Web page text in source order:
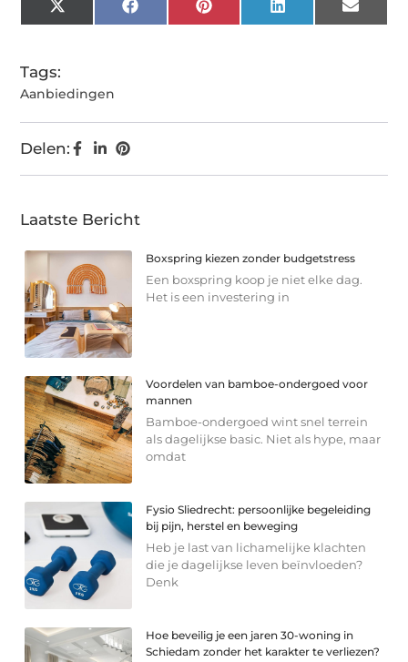
X
(Twitter)
FacebookPinterest LinkedIn Email
Tags:
Aanbiedingen
Delen:
Laatste Bericht
Boxspring kiezen zonder budgetstress
Een boxspring koop je niet elke dag.
Het is een investering in
Voordelen van bamboe-ondergoed voor
mannen
Bamboe-ondergoed wint snel terrein
als dagelijkse basic. Niet als hype, maar
omdat
Fysio Sliedrecht: persoonlijke begeleiding
bij pijn, herstel en beweging
Heb je last van lichamelijke klachten
die je dagelijkse leven beïnvloeden?
Denk
Hoe beveilig je een jaren 30-woning in
Schiedam zonder het karakter te verliezen?